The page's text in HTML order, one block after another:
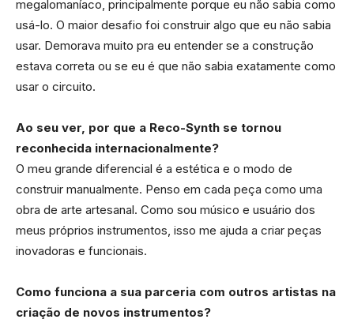
megalomaníaco, principalmente porque eu não sabia como
usá-lo. O maior desafio foi construir algo que eu não sabia
usar. Demorava muito pra eu entender se a construção
estava correta ou se eu é que não sabia exatamente como
usar o circuito.
Ao seu ver, por que a Reco-Synth se tornou
reconhecida internacionalmente?
O meu grande diferencial é a estética e o modo de
construir manualmente. Penso em cada peça como uma
obra de arte artesanal. Como sou músico e usuário dos
meus próprios instrumentos, isso me ajuda a criar peças
inovadoras e funcionais.
Como funciona a sua parceria com outros artistas na
criação de novos instrumentos?